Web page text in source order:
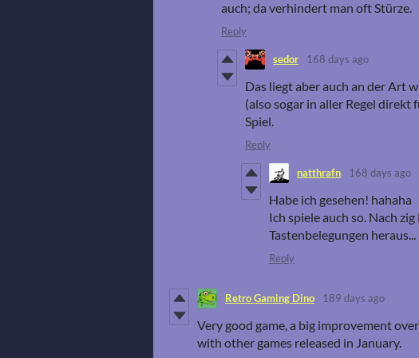
auch; da verhindert man oft Stürze.
Reply
sedor 168 days ago
Das liegt aber auch an der Art
(also sogar in aller Regel
Spiel.
Reply
natthrafn 168 days ago
Habe ich gesehen! hahaha
Ich spiele auch so. Nach
Tastenbelegungen heraus...
Reply
Retro Gaming Dino 189 days ago
Very good game, a big improvement
with other games released in January.